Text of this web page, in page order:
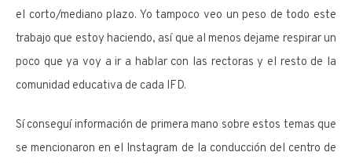
el corto/mediano plazo. Yo tampoco veo un peso de todo este
trabajo que estoy haciendo, así que al menos dejame respirar un
poco que ya voy a ir a hablar con las rectoras y el resto de la
comunidad educativa de cada IFD.
Sí conseguí información de primera mano sobre estos temas que
se mencionaron en el Instagram de la conducción del centro de